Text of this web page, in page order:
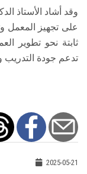
وقد أشاد الأستاذ
على تجهيز المعمل
ثابتة نحو تطوير
تدعم جودة التدريب
2025-05-21